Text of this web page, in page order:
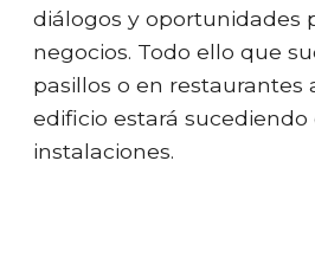
diálogos y oportunidades
negocios. Todo ello que
pasillos o en restaurantes
edificio estará
instalaciones.